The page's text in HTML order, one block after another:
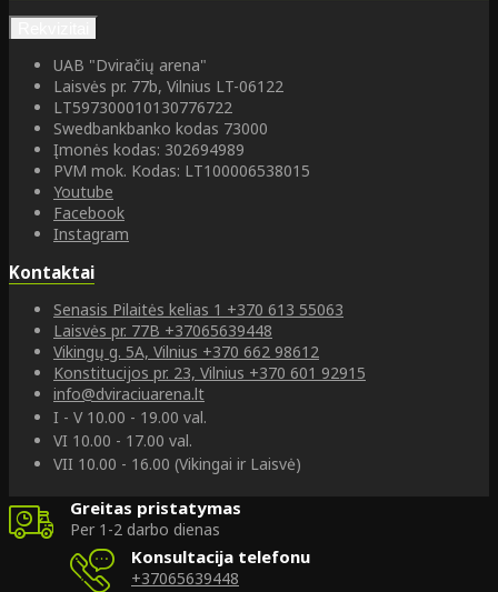
UAB "Dviračių arena"
Laisvės pr. 77b, Vilnius LT-06122
LT597300010130776722
Swedbankbanko kodas 73000
Įmonės kodas: 302694989
PVM mok. Kodas: LT100006538015
Youtube
Facebook
Instagram
Kontaktai
Senasis Pilaitės kelias 1 +370 613 55063
Laisvės pr. 77B +37065639448
Vikingų g. 5A, Vilnius +370 662 98612
Konstitucijos pr. 23, Vilnius +370 601 92915
info@dviraciuarena.lt
I - V 10.00 - 19.00 val.
VI 10.00 - 17.00 val.
VII 10.00 - 16.00 (Vikingai ir Laisvė)
Greitas pristatymas
Per 1-2 darbo dienas
Konsultacija telefonu
+37065639448